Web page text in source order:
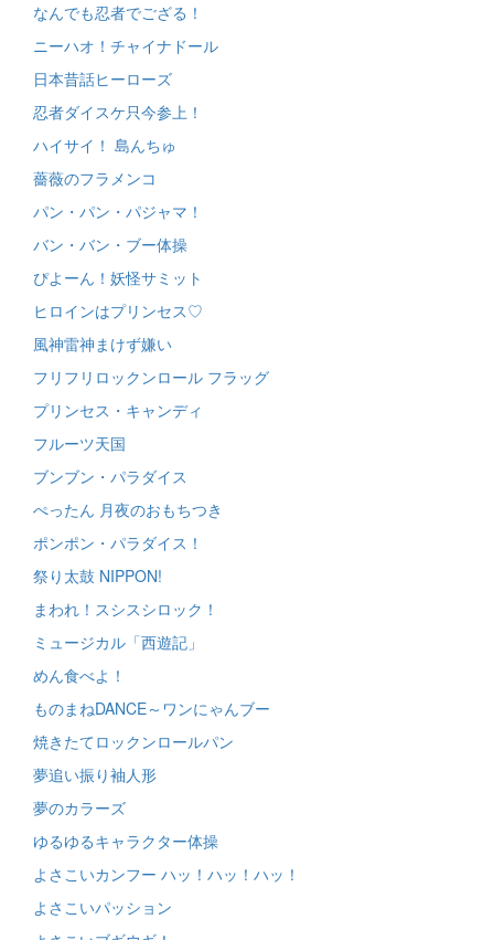
なんでも忍者でござる！
ニーハオ！チャイナドール
日本昔話ヒーローズ
忍者ダイスケ只今参上！
ハイサイ！ 島んちゅ
薔薇のフラメンコ
パン・パン・パジャマ！
バン・バン・ブー体操
ぴよーん！妖怪サミット
ヒロインはプリンセス♡
風神雷神まけず嫌い
フリフリロックンロール フラッグ
プリンセス・キャンディ
フルーツ天国
ブンブン・パラダイス
ぺったん 月夜のおもちつき
ポンポン・パラダイス！
祭り太鼓 NIPPON!
まわれ！スシスシロック！
ミュージカル「西遊記」
めん食べよ！
ものまねDANCE～ワンにゃんブー
焼きたてロックンロールパン
夢追い振り袖人形
夢のカラーズ
ゆるゆるキャラクター体操
よさこいカンフー ハッ！ハッ！ハッ！
よさこいパッション